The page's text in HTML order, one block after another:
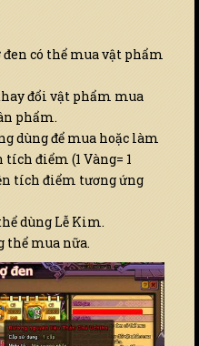
có thể mua vật phẩm
đổi vật phẩm mua
phẩm.
dùng để mua hoặc làm
điểm (1 Vàng= 1
tích điểm tương ứng
dùng Lễ Kim.
thể mua nữa.